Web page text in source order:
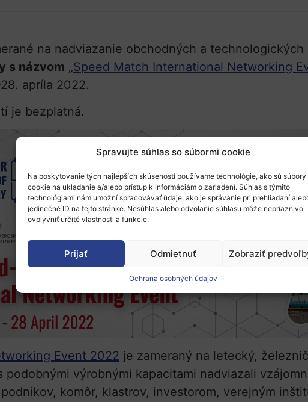
Spravujte súhlas so súbormi cookie
Na poskytovanie tých najlepších skúseností používame technológie, ako sú súbory
cookie na ukladanie a/alebo prístup k informáciám o zariadení. Súhlas s týmito
technológiami nám umožní spracovávať údaje, ako je správanie pri prehliadaní
jedinečné ID na tejto stránke. Nesúhlas alebo odvolanie súhlasu môže nepriaznivo
ovplyvniť určité vlastnosti a funkcie.
Prijať Odmietnuť Zobraziť
Ochrana osobných údajov
na nadviazanie obchodných a
s názvom „Speed Match International Networking
apríla 2022.
je bezplatná.
Event 2022 je zameraný na letecký,
podobnými výrobnými kapacitami nadviazali
komôr, klastrov, investorom, verejným